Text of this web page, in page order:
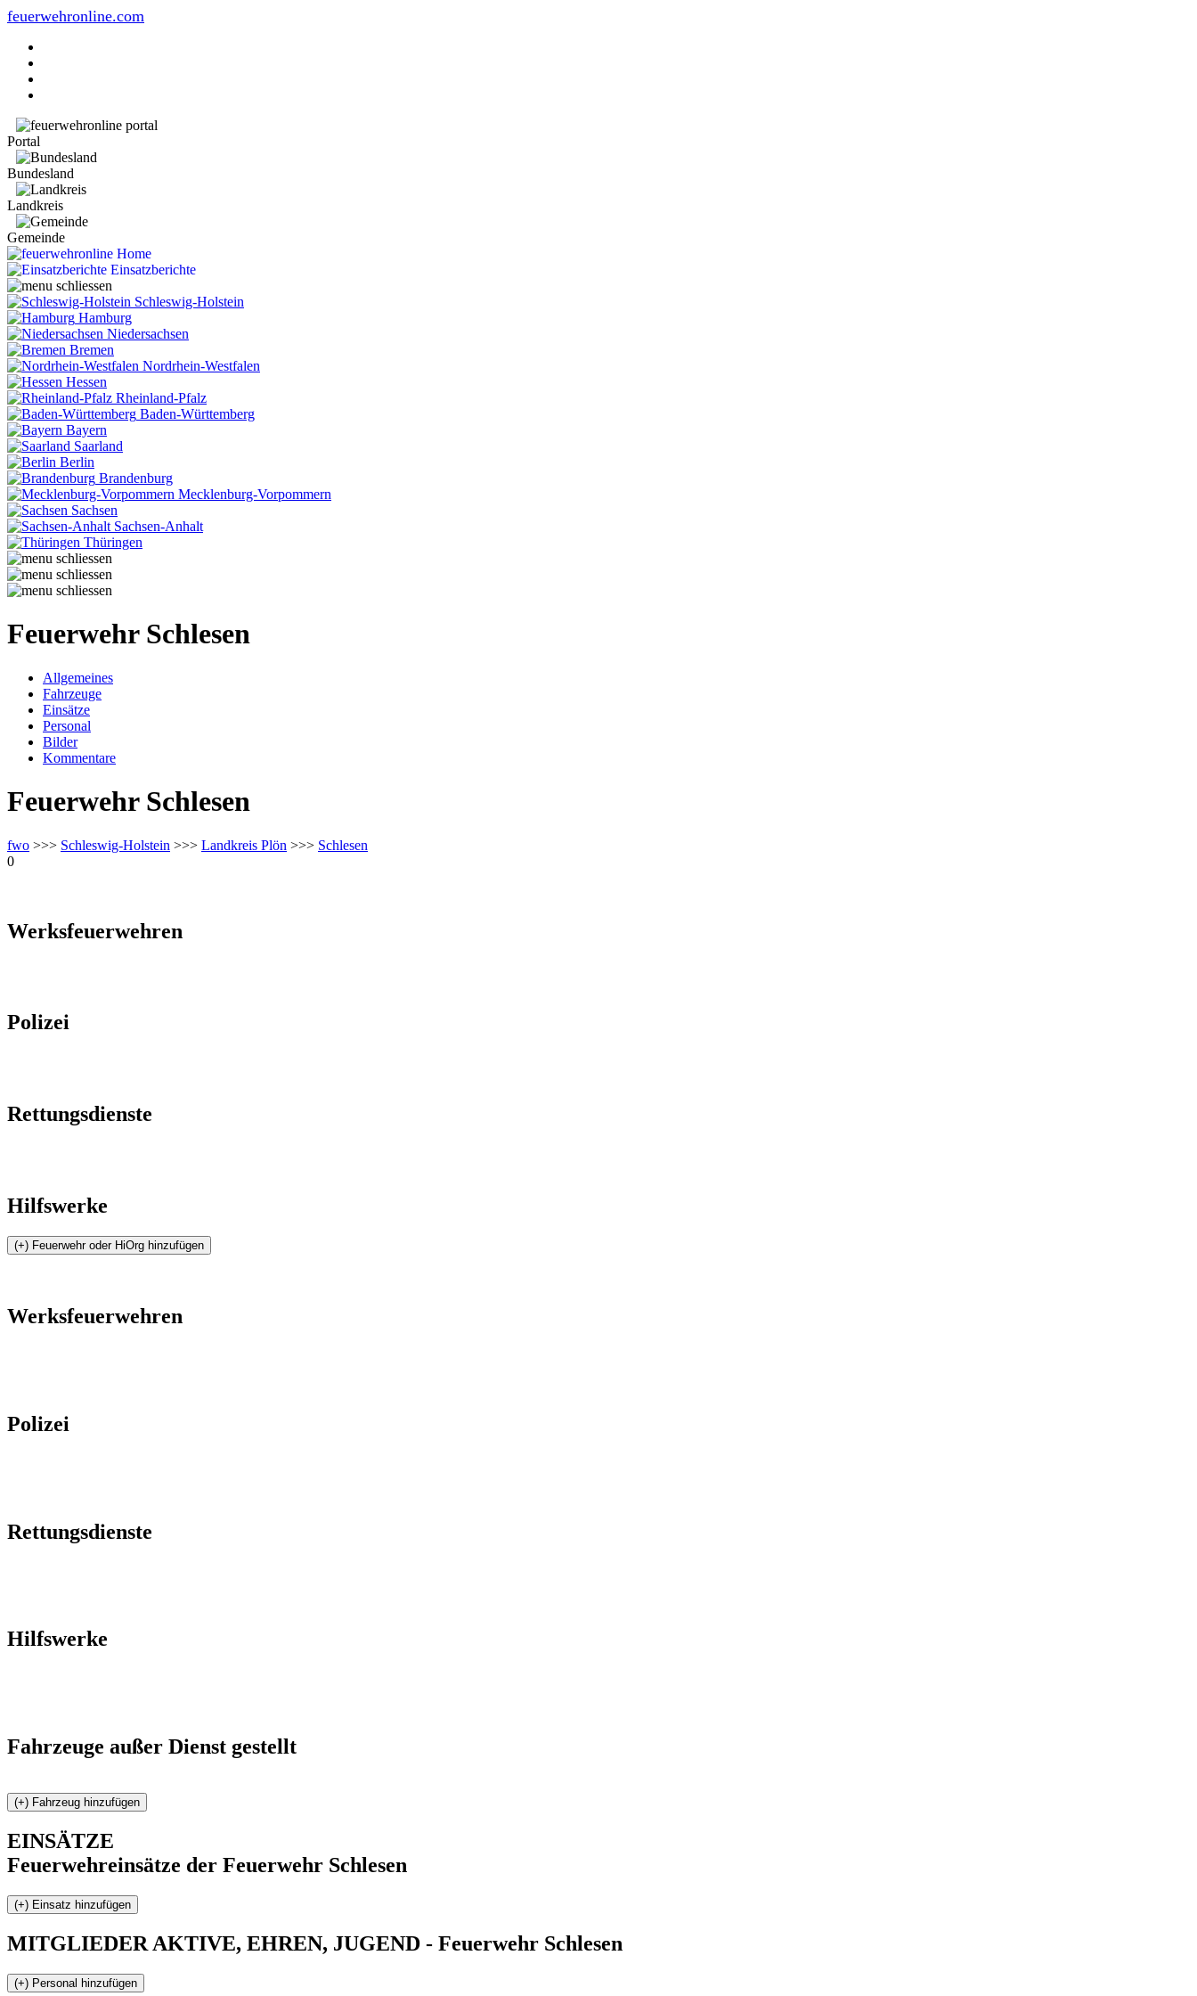
feuerwehronline.com
Portal
Bundesland
Landkreis
Gemeinde
Home
Einsatzberichte
Schleswig-Holstein
Hamburg
Niedersachsen
Bremen
Nordrhein-Westfalen
Hessen
Rheinland-Pfalz
Baden-Württemberg
Bayern
Saarland
Berlin
Brandenburg
Mecklenburg-Vorpommern
Sachsen
Sachsen-Anhalt
Thüringen
Feuerwehr Schlesen
Allgemeines
Fahrzeuge
Einsätze
Personal
Bilder
Kommentare
Feuerwehr Schlesen
fwo >>> Schleswig-Holstein >>> Landkreis Plön >>> Schlesen
0
Werksfeuerwehren
Polizei
Rettungsdienste
Hilfswerke
Werksfeuerwehren
Polizei
Rettungsdienste
Hilfswerke
Fahrzeuge außer Dienst gestellt
EINSÄTZE
Feuerwehreinsätze der Feuerwehr Schlesen
MITGLIEDER AKTIVE, EHREN, JUGEND - Feuerwehr Schlesen